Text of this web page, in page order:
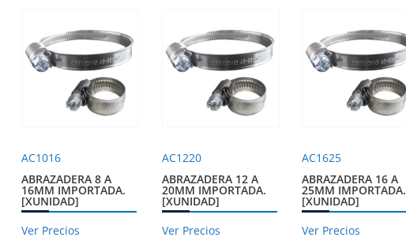
AC1016
ABRAZADERA 8 A
16MM IMPORTADA.
[XUNIDAD]
Ver Precios
AC1220
ABRAZADERA 12 A
20MM IMPORTADA.
[XUNIDAD]
Ver Precios
AC1625
ABRAZADERA 16 A
25MM IMPORTADA.
[XUNIDAD]
Ver Precios